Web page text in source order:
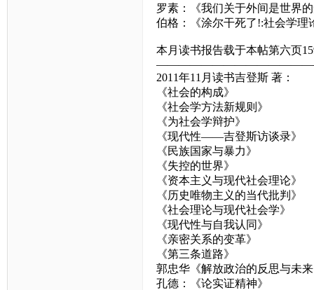
罗素：《我们关于外间是世界
伯格：《涂尔干死了!:社会学理
本月读书报告载于本帖第六页
2011年11月读书吉登斯 著：
《社会的构成》
《社会学方法新规则》
《为社会学辩护》
《现代性——吉登斯访谈录》
《民族国家与暴力》
《失控的世界》
《资本主义与现代社会理论》
《历史唯物主义的当代批判》
《社会理论与现代社会学》
《现代性与自我认同》
《亲密关系的变革》
《第三条道路》
郭忠华《解放政治的反思与未
孔德：《论实证精神》